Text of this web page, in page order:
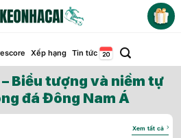
Xếp hạng Tin tức
Biểu tượng và niềm tự
đá Đông Nam Á
Xem tất cả